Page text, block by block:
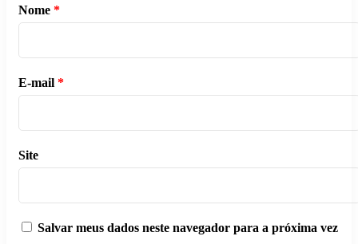
Nome *
E-mail *
Site
Salvar meus dados neste navegador para a próxima vez